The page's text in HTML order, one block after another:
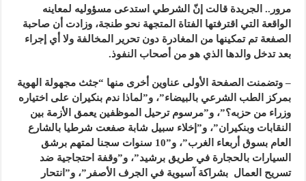
مرور.. الجريدة قالت إنّ الشرطي استدعى مسؤوليه لمعاينه
الواقعة التي اقترفتها الفتاة المتجهة نحو طنجة، وزادت أن صاحبة
الصفعة تم تمكينها من المغادرة دون تحرير المخالفة ولا أي إجراء
بعد تدخل والدها الذي هو من أصحاب النفوذ.
– وتضمنت الصفحة الأولى عناوين أخرى منها “جثث مجهولة الهوية
بمركز الطب الشرعي بالبيضاء”، و”لماذا ندم بنكيران على اختياره
وزراء من حزبه؟”، و”مرسوم ترحيل الموظفين يعمق الأزمة بين
النقابات وبنكيران”، و”إخلاء سبيل شابة صفعت شرطيا بالشارع
العام بسوق أربعاء الغرب”، و”10 سنوات سجنا لمتهم برشق
السيارات بالحجارة في طريق برشيد”، و”وقفة احتجاجية ضد
تسريح العمال بشراكة آسيوية في الجرف الأصفر”، و”انتحار